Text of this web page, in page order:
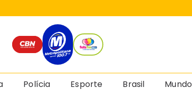
Polícia Esporte Brasil Mundo